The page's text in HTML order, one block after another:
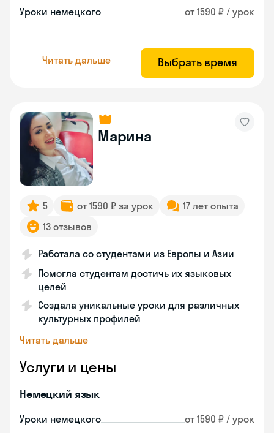
Уроки немецкого от 1590 ₽ / урок
Читать дальше Выбрать время
Марина
5 от 1590 ₽ за урок
17 лет опыта
13 отзывов
Работала со студентами из Европы и Азии
Помогла студентам достичь их языковых
целей
Создала уникальные уроки для различных
культурных профилей
Читать дальше
Услуги и цены
Немецкий язык
Уроки немецкого от 1590 ₽ / урок